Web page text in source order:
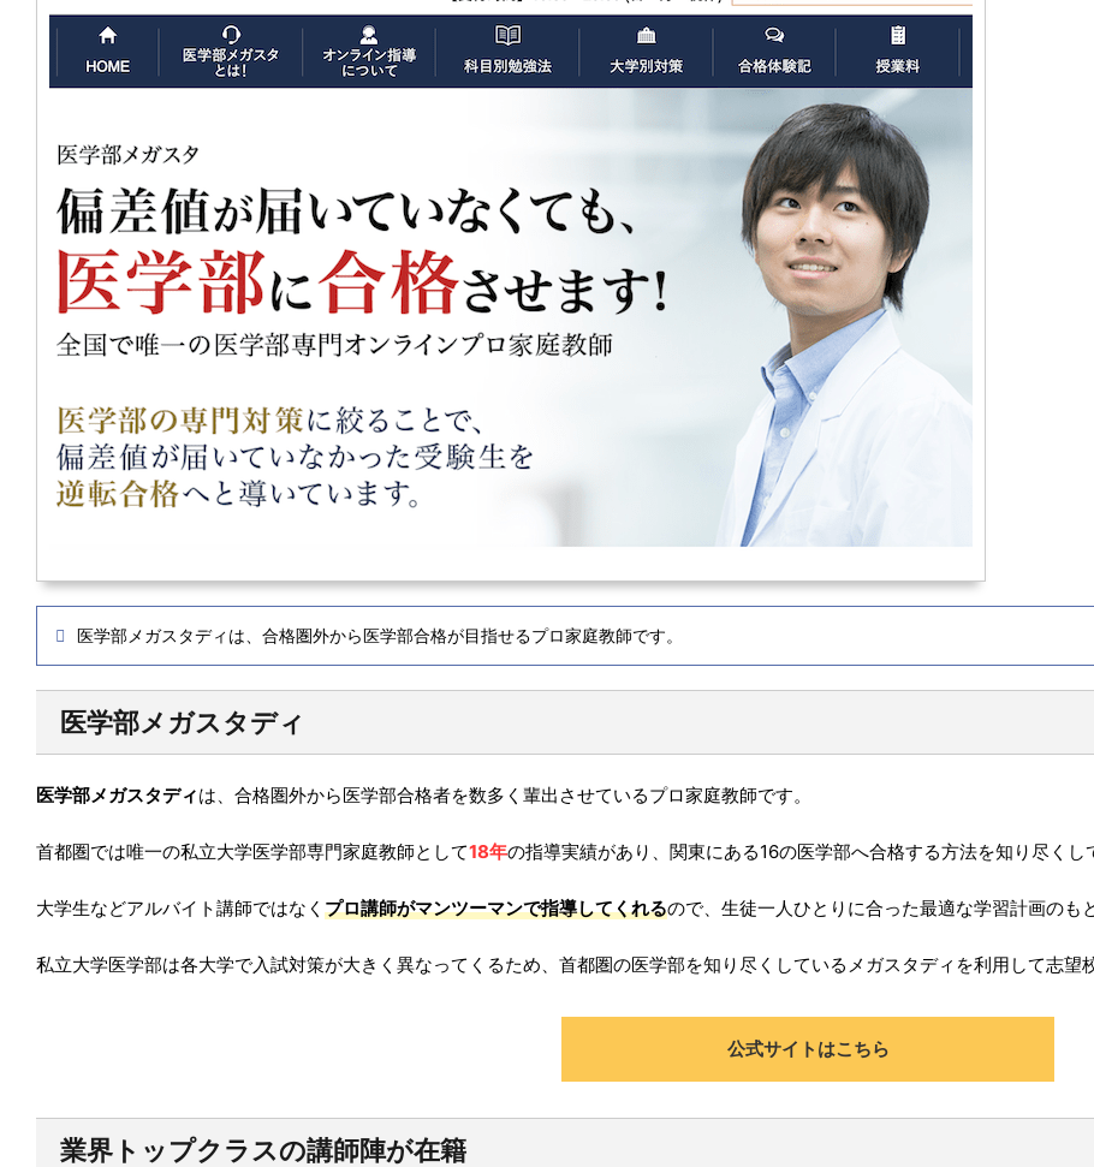
医学部メガスタディは、合格圏外から医学部合格が目指せるプロ家庭教師です。
医学部メガスタディ
医学部メガスタディは、合格圏外から医学部合格者を数多く輩出させているプロ家庭教師です。
首都圏では唯一の私立大学医学部専門家庭教師として18年の指導実績があり、関東にある16の医学部へ合格する方法を知り尽くし
大学生などアルバイト講師ではなく プロ講師がマンツーマンで指導してくれるので、生徒一人ひとりに合った最適な学習計画のも
私立大学医学部は各大学で入試対策が大きく異なってくるため、首都圏の医学部を知り尽くしているメガスタディを利用して志望
公式サイトはこちら
業界トップクラスの講師陣が在籍